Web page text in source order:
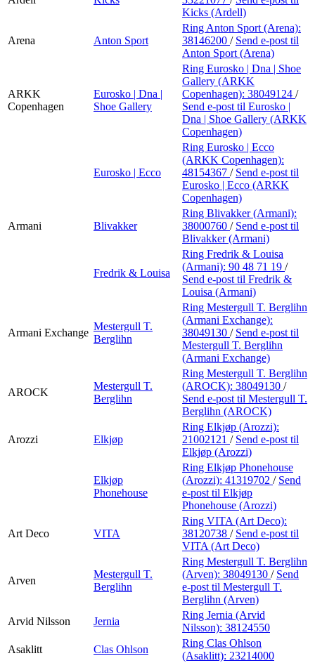
Kicks (Ardell)
Arena Anton Sport
Ring Anton Sport (Arena):
38146200 / Send e-post til
Anton Sport (Arena)
ARKK
Copenhagen
Eurosko | Dna |
Shoe Gallery
Ring Eurosko | Dna | Shoe
Gallery (ARKK
Copenhagen): 38049124 /
Send e-post til Eurosko |
Dna | Shoe Gallery (ARKK
Copenhagen)
Eurosko | Ecco
Ring Eurosko | Ecco
(ARKK Copenhagen):
48154367 / Send e-post til
Eurosko | Ecco (ARKK
Copenhagen)
Armani Blivakker
Ring Blivakker (Armani):
38000760 / Send e-post til
Blivakker (Armani)
Fredrik & Louisa
Ring Fredrik & Louisa
(Armani): 90 48 71 19 /
Send e-post til Fredrik &
Louisa (Armani)
Armani Exchange
Mestergull T.
Berglihn
Ring Mestergull T. Berglihn
(Armani Exchange):
38049130 / Send e-post til
Mestergull T. Berglihn
(Armani Exchange)
AROCK
Mestergull T.
Berglihn
Ring Mestergull T. Berglihn
(AROCK): 38049130 /
Send e-post til Mestergull T.
Berglihn (AROCK)
Arozzi Elkjøp
Ring Elkjøp (Arozzi):
21002121 / Send e-post til
Elkjøp (Arozzi)
Elkjøp
Phonehouse
Ring Elkjøp Phonehouse
(Arozzi): 41319702 / Send
e-post til Elkjøp
Phonehouse (Arozzi)
Art Deco VITA
Ring VITA (Art Deco):
38120738 / Send e-post til
VITA (Art Deco)
Arven
Mestergull T.
Berglihn
Ring Mestergull T. Berglihn
(Arven): 38049130 / Send
e-post til Mestergull T.
Berglihn (Arven)
Arvid Nilsson
Jernia
Ring Jernia (Arvid
Nilsson): 38124550
Asaklitt
Clas Ohlson
Ring Clas Ohlson
(Asaklitt): 23214000